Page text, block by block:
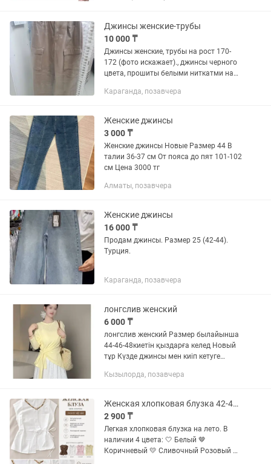
Джинсы женские-трубы
10 000 ₸
Джинсы женские, трубы на рост 170-
172 (фото искажает)., джинсы черного
цвета, прошиты белыми ниткатми на
44-46.
Караганда, позавчера
Женские джинсы
3 000 ₸
Женские джинсы Новые Размер 44 В
талии 36-37 см От пояса до пят 101-102
см Цена 3000 тг
Алматы, позавчера
Женские джинсы
16 000 ₸
Продам джинсы. Размер 25 (42-44).
Турция.
Караганда, позавчера
лонгслив женский
6 000 ₸
лонгслив женский Размер былайынша
44-46-48киетін қыздарға келед Новый
тұр Күзде джинсы мен киіп кетуге
жанында байлайтын Ашық түсті сары
Кызылорда, позавчера
Женская хлопковая блузка 42-44 4 цвета
2 900 ₸
Легкая хлопковая блузка на лето. В
наличии 4 цвета: 🤍 Белый 🤎
Коричневый 💛 Сливочный Розовый ✔